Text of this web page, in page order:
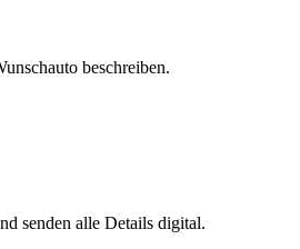
beschreiben.
senden alle Details digital.